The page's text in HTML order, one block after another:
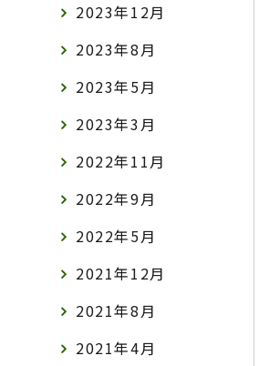
2023年12月
2023年8月
2023年5月
2023年3月
2022年11月
2022年9月
2022年5月
2021年12月
2021年8月
2021年4月